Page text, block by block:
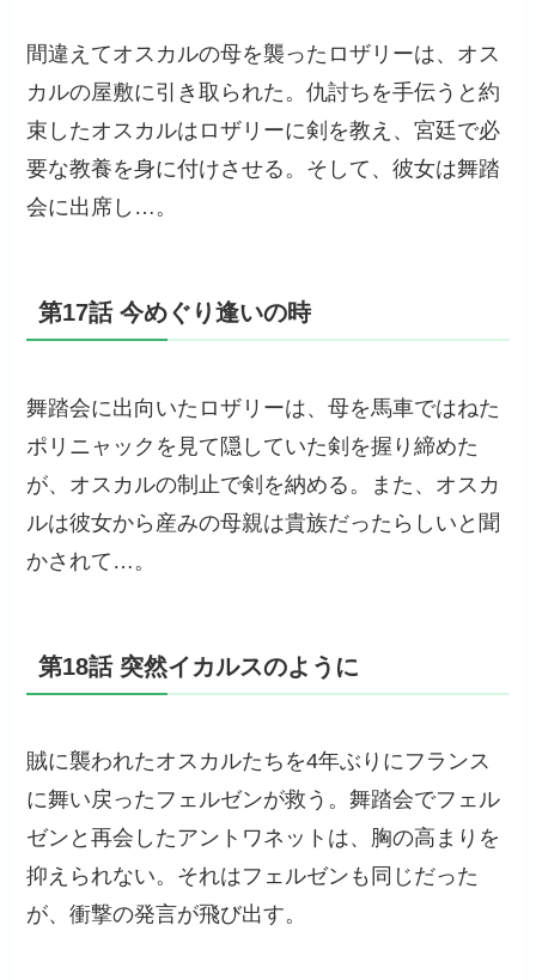
間違えてオスカルの母を襲ったロザリーは、オス
カルの屋敷に引き取られた。仇討ちを手伝うと約
束したオスカルはロザリーに剣を教え、宮廷で必
要な教養を身に付けさせる。そして、彼女は舞踏
会に出席し…。
第17話 今めぐり逢いの時
舞踏会に出向いたロザリーは、母を馬車ではねた
ポリニャックを見て隠していた剣を握り締めた
が、オスカルの制止で剣を納める。また、オスカ
ルは彼女から産みの母親は貴族だったらしいと聞
かされて…。
第18話 突然イカルスのように
賊に襲われたオスカルたちを4年ぶりにフランス
に舞い戻ったフェルゼンが救う。舞踏会でフェル
ゼンと再会したアントワネットは、胸の高まりを
抑えられない。それはフェルゼンも同じだった
が、衝撃の発言が飛び出す。